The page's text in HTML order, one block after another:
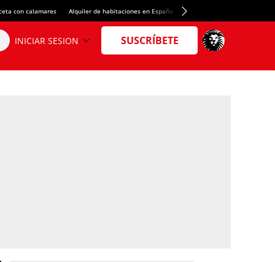
con calamares Alquiler de habitaciones en España Crédito del Spotify Camp Nou